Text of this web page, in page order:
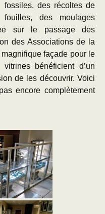
fossiles, des récoltes de
fouilles, des moulages
sur le passage des
des Associations de la
façade pour le
bénéficient d’un
de les découvrir. Voici
encore complètement